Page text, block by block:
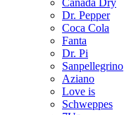
Dr. Pepper
Coca Cola
Fanta
Dr. Pi
Sanpellegrino
Aziano
Love is
Schweppes